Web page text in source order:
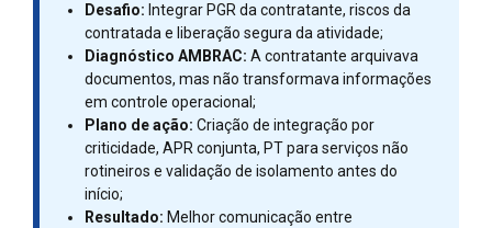
Desafio: Integrar PGR da contratante, riscos da
contratada e liberação segura da atividade;
Diagnóstico AMBRAC: A contratante arquivava
documentos, mas não transformava informações
em controle operacional;
Plano de ação: Criação de integração por
criticidade, APR conjunta, PT para serviços não
rotineiros e validação de isolamento antes do
início;
Resultado: Melhor comunicação entre